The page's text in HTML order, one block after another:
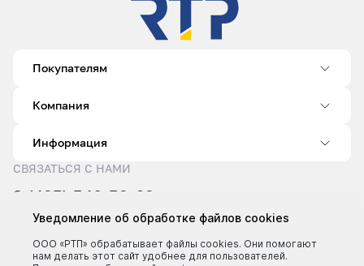
Покупателям
Компания
Информация
СВЯЗАТЬСЯ С НАМИ
8 (495) 540-52-62
sale@rtp.ru
Пн–Пт: 9:00–18:00
Уведомление об обработке файлов cookies
ООО «РТП» обрабатывает файлы cookies. Они помогают
нам делать этот сайт удобнее для пользователей.